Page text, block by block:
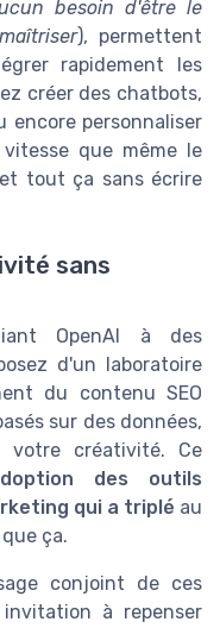
besoin d'être le
), permettent
rapidement les
créer des chatbots,
encore personnaliser
que même le
tout ça sans écrire
sans
OpenAI à des
d'un laboratoire
du contenu SEO
sur des données,
créativité. Ce
des outils
qui a triplé au
ça.
conjoint de ces
à repenser